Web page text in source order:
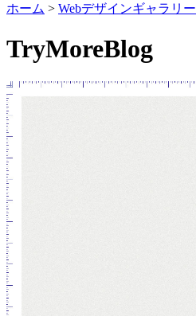
ホーム > Webデザインギャラリー
TryMoreBlog